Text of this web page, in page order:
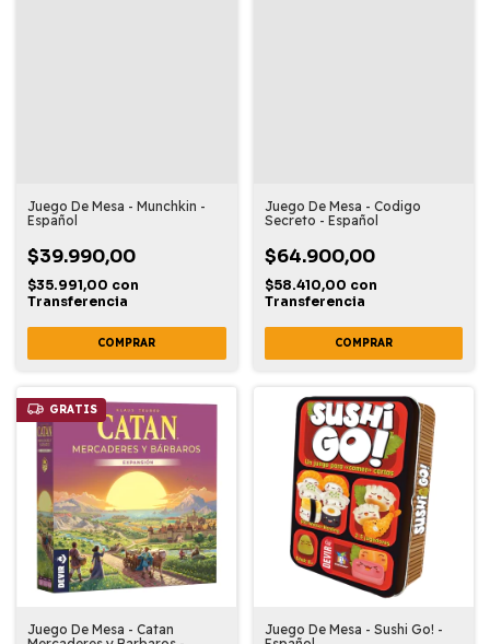
Juego De Mesa - Munchkin -
Español
$39.990,00
$35.991,00 con
Transferencia
Juego De Mesa - Codigo
Secreto - Español
$64.900,00
$58.410,00 con
Transferencia
GRATIS
Juego De Mesa - Catan
Juego De Mesa - Sushi Go! -